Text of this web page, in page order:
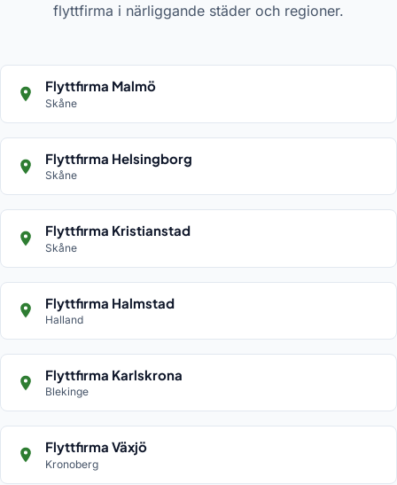
flyttfirma i närliggande städer och regioner.
Flyttfirma Malmö
Skåne
Flyttfirma Helsingborg
Skåne
Flyttfirma Kristianstad
Skåne
Flyttfirma Halmstad
Halland
Flyttfirma Karlskrona
Blekinge
Flyttfirma Växjö
Kronoberg